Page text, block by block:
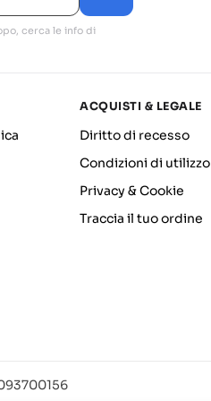
cerca le info di
ACQUISTI & LEGALE
Diritto di recesso
Condizioni di utilizzo
Privacy & Cookie
Traccia il tuo ordine